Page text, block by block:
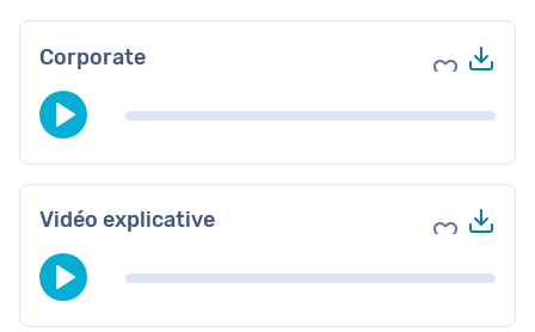
Corporate Ajouter
Vidéo explicative Ajouter